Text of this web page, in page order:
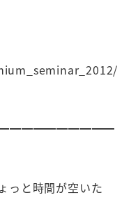
っと時間が空いた